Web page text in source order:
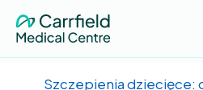
Szczepienia dziecięce: